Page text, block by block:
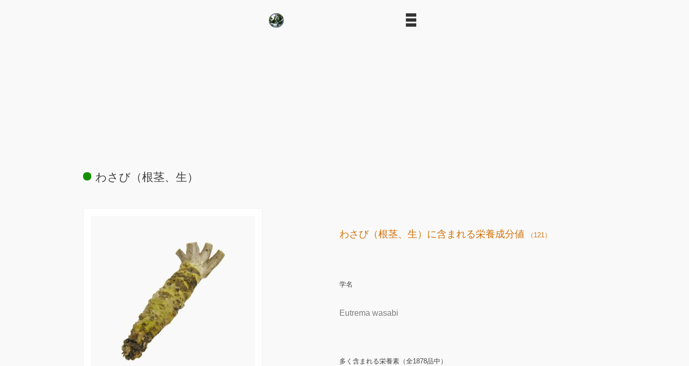
わさび（根茎、生）
わさび（根茎、生）に含まれる栄養成分値 （121）
学名
Eutrema wasabi
多く含まれる栄養素（全1878品中）